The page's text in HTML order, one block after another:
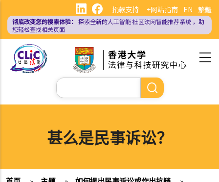
主
EN 繁體
捐款支持 +网站指南
彻底改变您的搜索体验： 探索全新的人工智能社区法网智能推荐系统 ，助
您轻松查找相关页面
搜
索
甚么是民事诉讼？